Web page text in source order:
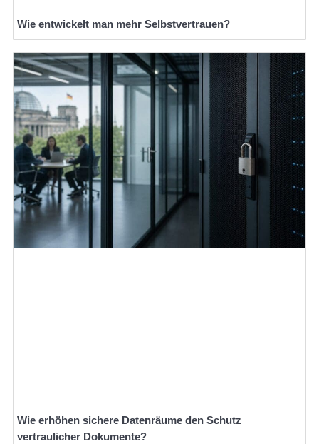
Wie entwickelt man mehr Selbstvertrauen?
Wie erhöhen sichere Datenräume den Schutz
vertraulicher Dokumente?